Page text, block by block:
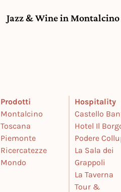
Jazz & Wine in
Prodotti
Montalcino
Toscana
Piemonte
Ricercatezze
Mondo
Hospitality
Castello
Hotel Il
Podere
La Sala dei
Grappoli
La Taverna
Tour &